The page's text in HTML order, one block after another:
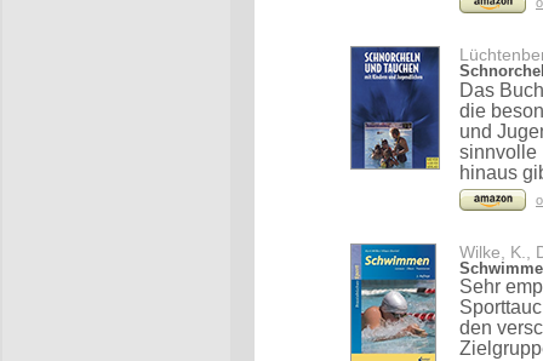
Das
die
und
sinnvolle
hinaus
Wilke, K.,
Sehr
den